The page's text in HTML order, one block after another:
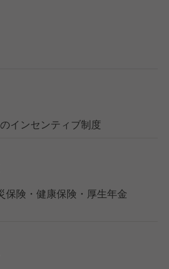
インセンティブ制度
保険・健康保険・厚生年金